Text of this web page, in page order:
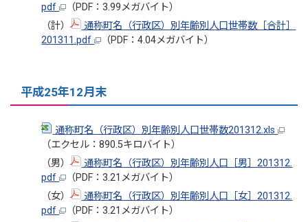
pdf
（PDF：3.99メガバイト）
（計）
通称町名（行政区）別年齢別人口世帯数［合計］
201311.pdf
（PDF：4.04メガバイト）
平成25年12月末
通称町名（行政区）別年齢別人口世帯数201312.xls
（エクセル：890.5キロバイト）
（男）
通称町名（行政区）別年齢別人口［男］201312.
pdf
（PDF：3.21メガバイト）
（女）
通称町名（行政区）別年齢別人口［女］201312.
pdf
（PDF：3.21メガバイト）